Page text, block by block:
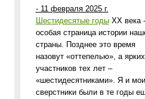
- 11 февраля 2025 г.
Шестидесятые годыХХ века -
особая страница истории
страны. Позднее это время
назовут «оттепелью», а ярких
участников тех лет –
«шестидесятниками». Я и мои
сверстники были в те годы